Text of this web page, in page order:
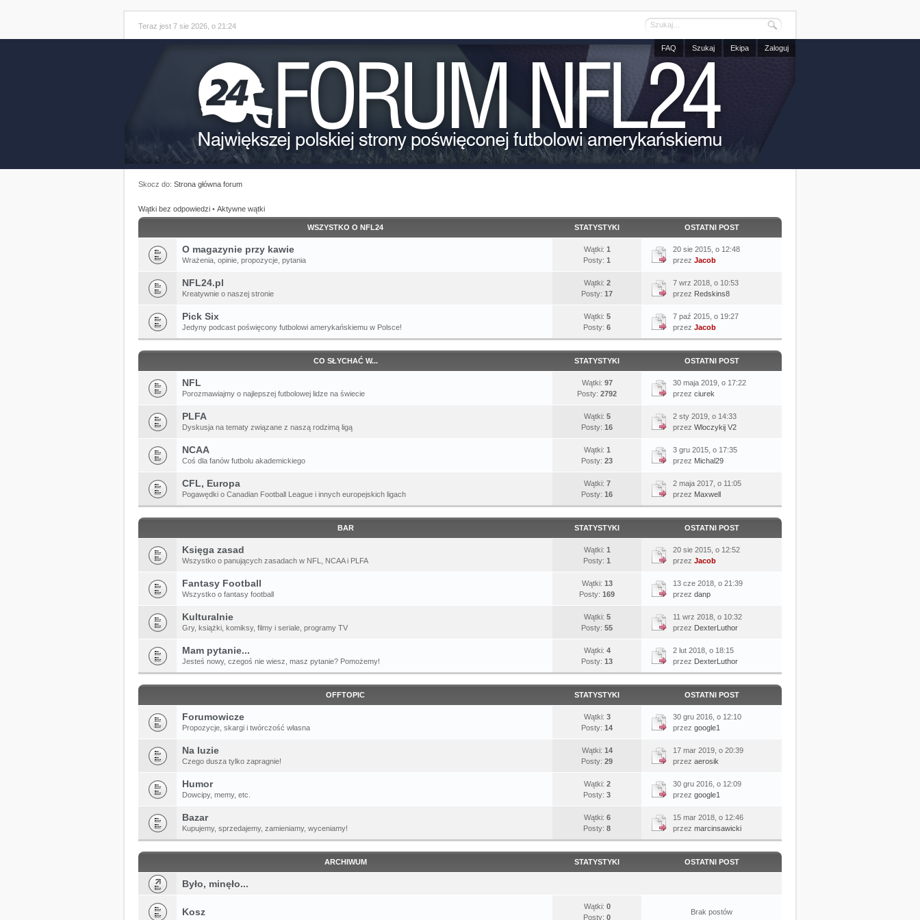
Teraz jest 7 sie 2026, o 21:24
FAQ Szukaj Ekipa Zaloguj
Skocz do: Strona główna forum
Wątki bez odpowiedzi • Aktywne wątki
WSZYSTKO O NFL24 STATYSTYKI OSTATNI POST
O magazynie przy kawie
Wrażenia, opinie, propozycje, pytania
Wątki: 1
Posty: 1
20 sie 2015, o 12:48
przez Jacob
NFL24.pl
Kreatywnie o naszej stronie
Wątki: 2
Posty: 17
7 wrz 2018, o 10:53
przez Redskins8
Pick Six
Jedyny podcast poświęcony futbolowi amerykańskiemu w Polsce!
Wątki: 5
Posty: 6
7 paź 2015, o 19:27
przez Jacob
CO SŁYCHAĆ W... STATYSTYKI OSTATNI POST
NFL
Porozmawiajmy o najlepszej futbolowej lidze na świecie
Wątki: 97
Posty: 2792
30 maja 2019, o 17:22
przez ciurek
PLFA
Dyskusja na tematy związane z naszą rodzimą ligą
Wątki: 5
Posty: 16
2 sty 2019, o 14:33
przez Wloczykij V2
NCAA
Coś dla fanów futbolu akademickiego
Wątki: 1
Posty: 23
3 gru 2015, o 17:35
przez Michal29
CFL, Europa
Pogawędki o Canadian Football League i innych europejskich ligach
Wątki: 7
Posty: 16
2 maja 2017, o 11:05
przez Maxwell
BAR STATYSTYKI OSTATNI POST
Księga zasad
Wszystko o panujących zasadach w NFL, NCAA i PLFA
Wątki: 1
Posty: 1
20 sie 2015, o 12:52
przez Jacob
Fantasy Football
Wszystko o fantasy football
Wątki: 13
Posty: 169
13 cze 2018, o 21:39
przez danp
Kulturalnie
Gry, książki, komiksy, filmy i seriale, programy TV
Wątki: 5
Posty: 55
11 wrz 2018, o 10:32
przez DexterLuthor
Mam pytanie...
Jesteś nowy, czegoś nie wiesz, masz pytanie? Pomożemy!
Wątki: 4
Posty: 13
2 lut 2018, o 18:15
przez DexterLuthor
OFFTOPIC STATYSTYKI OSTATNI POST
Forumowicze
Propozycje, skargi i twórczość własna
Wątki: 3
Posty: 14
30 gru 2016, o 12:10
przez google1
Na luzie
Czego dusza tylko zapragnie!
Wątki: 14
Posty: 29
17 mar 2019, o 20:39
przez aerosik
Humor
Dowcipy, memy, etc.
Wątki: 2
Posty: 3
30 gru 2016, o 12:09
przez google1
Bazar
Kupujemy, sprzedajemy, zamieniamy, wyceniamy!
Wątki: 6
Posty: 8
15 mar 2018, o 12:46
przez marcinsawicki
ARCHIWUM STATYSTYKI OSTATNI POST
Było, minęło...
Kosz Wątki: 0
Posty: 0
Brak postów